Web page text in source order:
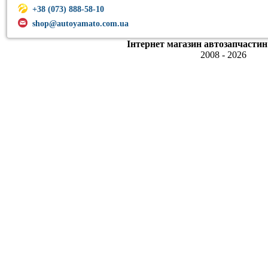
+38 (073) 888-58-10
shop@autoyamato.com.ua
Інтернет магазин
2008 - 2026